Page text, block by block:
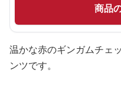
商品
温かな赤のギンガムチェ
ンツです。